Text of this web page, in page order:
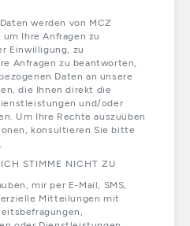
werden von MCZ
um Ihre Anfragen zu
Einwilligung, zu
Anfragen zu beantworten,
Daten an unsere
die Ihnen direkt die
und/oder
Um Ihre Rechte auszuüben
konsultieren Sie bitte
ICH STIMME NICHT ZU
mir per E-Mail, SMS,
Mitteilungen mit